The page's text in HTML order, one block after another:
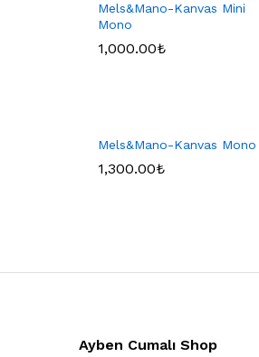
Mels&Mano-Kanvas Mini
Mono
1,000.00₺
Mels&Mano-Kanvas Mono
1,300.00₺
Ayben Cumalı Shop